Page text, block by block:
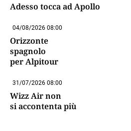
Adesso tocca ad Apollo
04/08/2026 08:00
Orizzonte
spagnolo
per Alpitour
31/07/2026 08:00
Wizz Air non
si accontenta più